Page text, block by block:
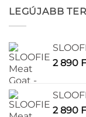
van.
A
a
termékoldalon
választhatók
ki
LEGÚJABB
2 890
2 890